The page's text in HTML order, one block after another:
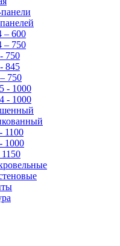
– 600
– 750
750
845
750
- 1000
- 1000
1100
1000